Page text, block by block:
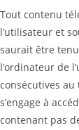
Tout contenu
l’utilisateur et
saurait être
l’ordinateur de
consécutives
s’engage à
contenant pas